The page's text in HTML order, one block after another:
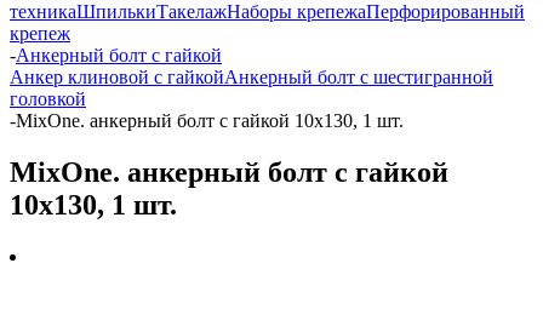
техникаШпилькиТакелажНаборы крепежаПерфорированный
крепеж
-Анкерный болт с гайкой
Анкер клиновой с гайкойАнкерный болт с шестигранной
головкой
-MixOne. анкерный болт с гайкой 10х130, 1 шт.
MixOne. анкерный болт с гайкой
10х130, 1 шт.